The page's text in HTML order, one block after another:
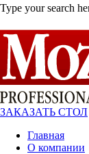
Type your search
ЗАКАЗАТЬ СТОЛ
Главная
О компании